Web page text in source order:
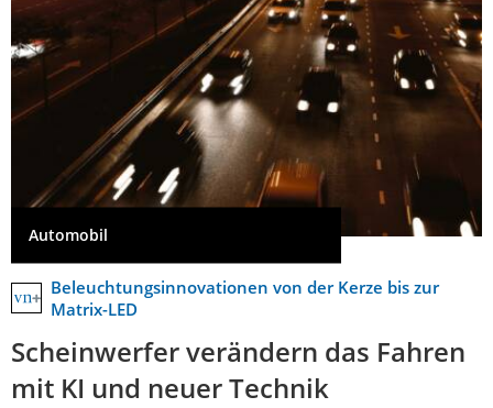
Automobil
Beleuchtungsinnovationen von der Kerze bis zur
Matrix-LED
Scheinwerfer verändern das Fahren
mit KI und neuer Technik